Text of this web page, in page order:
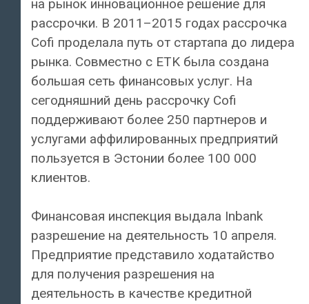
на рынок инновационное решение для
рассрочки. В 2011–2015 годах рассрочка
Cofi проделала путь от стартапа до лидера
рынка. Совместно с ETK была создана
большая сеть финансовых услуг. На
сегодняшний день рассрочку Cofi
поддерживают более 250 партнеров и
услугами аффилированных предприятий
пользуется в Эстонии более 100 000
клиентов.
Финансовая инспекция выдала Inbank
разрешение на деятельность 10 апреля.
Предприятие представило ходатайство
для получения разрешения на
деятельность в качестве кредитной